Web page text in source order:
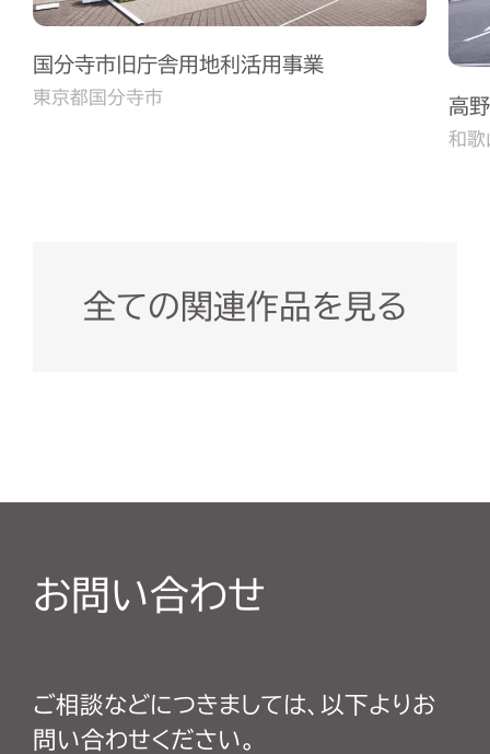
国分寺市旧庁舎用地利活用事業
東京都国分寺市 高
和歌
全ての関連作品を見る
お問い合わせ
ご相談などにつきましては、以下よりお
問い合わせください。